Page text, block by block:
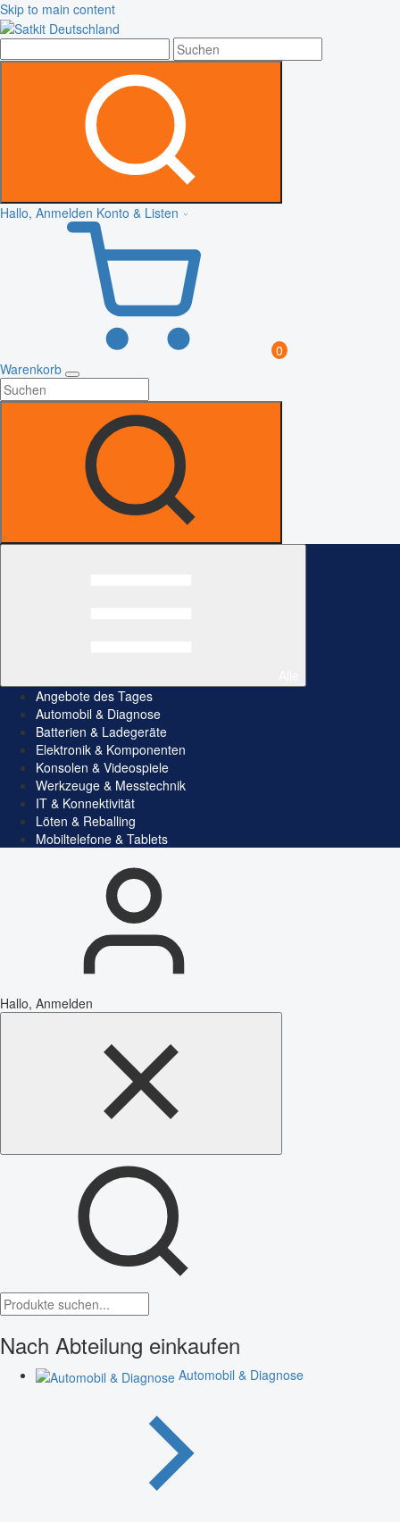
Skip to main content
Hallo, Anmelden Konto & Listen
0
Warenkorb
Angebote des Tages
Automobil & Diagnose
Batterien & Ladegeräte
Elektronik & Komponenten
Konsolen & Videospiele
Werkzeuge & Messtechnik
IT & Konnektivität
Löten & Reballing
Mobiltelefone & Tablets
Hallo, Anmelden
Nach Abteilung einkaufen
Automobil & Diagnose